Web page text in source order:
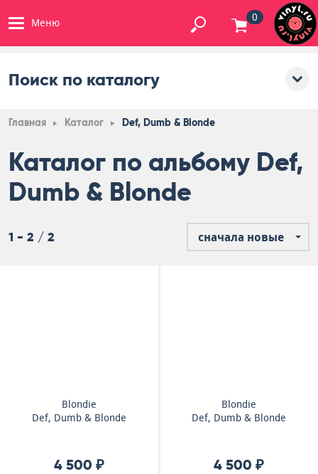
Меню 0
Поиск по каталогу
Главная Каталог Def, Dumb & Blonde
Каталог по альбому Def,
Dumb & Blonde
1 - 2 / 2 сначала новые
Blondie
Def, Dumb & Blonde
4 500 ₽
Blondie
Def, Dumb & Blonde
4 500 ₽